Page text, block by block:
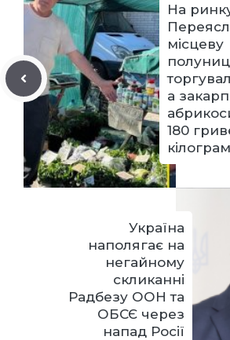
На
місцеву
а
180
кілограм
Україна
наполягає на
негайному
скликанні
Радбезу ООН та
ОБСЄ через
напад Росії